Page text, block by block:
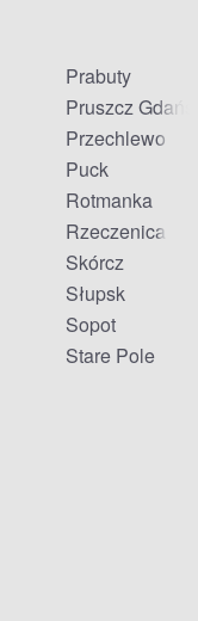
Prabuty
Pruszcz
Przechlewo
Puck
Rotmanka
Rzeczenica
Skórcz
Słupsk
Sopot
Stare Pole